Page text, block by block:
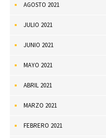
AGOSTO 2021
JULIO 2021
JUNIO 2021
MAYO 2021
ABRIL 2021
MARZO 2021
FEBRERO 2021